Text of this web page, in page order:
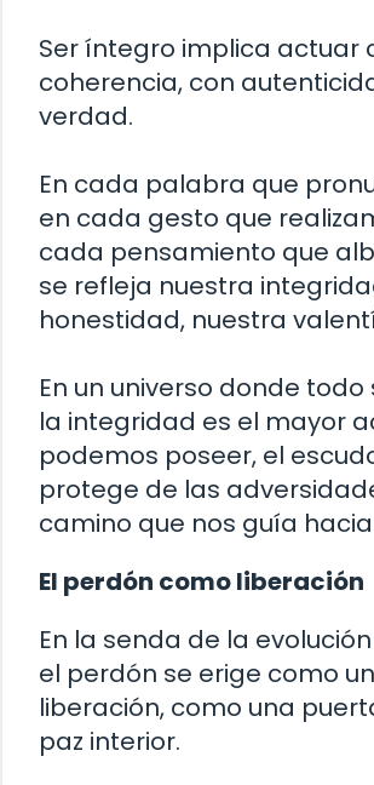
Ser íntegro implica actuar
coherencia, con
verdad.
En cada palabra que
en cada gesto que
cada pensamiento que
se refleja nuestra
honestidad, nuestra
En un universo donde
la integridad es el mayor
podemos poseer, el
protege de las
camino que nos guía
El perdón como liberación
En la senda de la
el perdón se erige como
liberación, como una
paz interior.